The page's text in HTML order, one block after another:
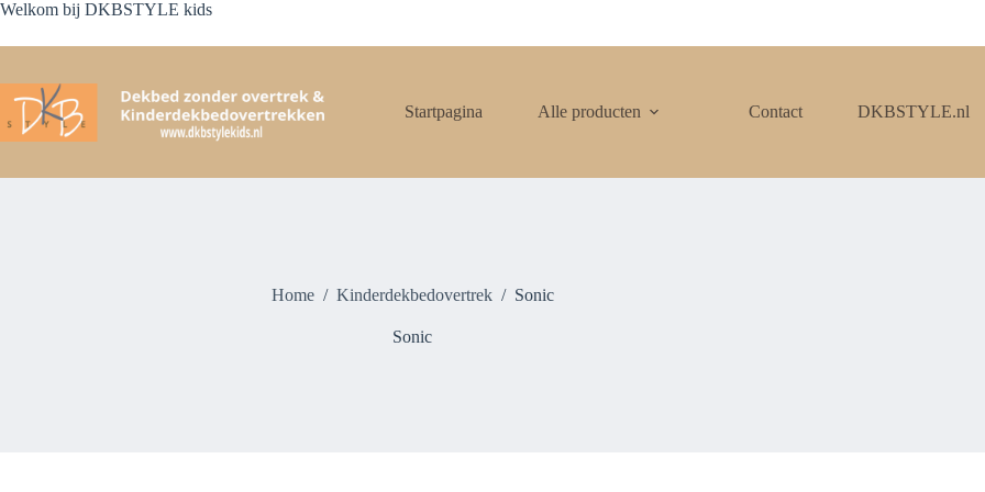
Ga
de
Welkom bij DKBSTYLE kids
Startpagina Alle producten Contact DKBSTYLE.nl
Home / Kinderdekbedovertrek / Sonic
Sonic